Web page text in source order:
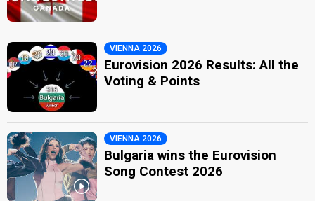
VIENNA 2026
Eurovision 2026 Results: All the
Voting & Points
VIENNA 2026
Bulgaria wins the Eurovision
Song Contest 2026